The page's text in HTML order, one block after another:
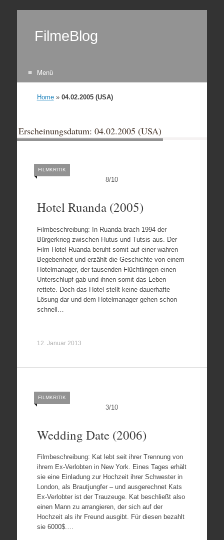
FilmeBlog
Menü
Home» 04.02.2005 (USA)
Erscheinungsdatum: 04.02.2005 (USA)
8/10
FILMKRITIK
Hotel Ruanda (2005)
Filmbeschreibung: In Ruanda brach 1994 der
Bürgerkrieg zwischen Hutus und Tutsis aus. Der
Film Hotel Ruanda beruht somit auf einer wahren
Begebenheit und erzählt die Geschichte von einem
Hotelmanager, der tausenden Flüchtlingen einen
Unterschlupf gab und ihnen somit das Leben
rettete. Doch das Hotel stellt keine dauerhafte
Lösung dar und dem Hotelmanager gehen schon
schnell…
12. Januar 2013
3/10
FILMKRITIK
Wedding Date (2006)
Filmbeschreibung: Kat lebt seit ihrer Trennung von
ihrem Ex-Verlobten in New York. Eines Tages erhält
sie eine Einladung zur Hochzeit ihrer Schwester in
London, als Brautjungfer – und ausgerechnet Kats
Ex-Verlobter ist der Trauzeuge. Kat beschließt also
einen Mann zu arrangieren, der sich auf der
Hochzeit als ihr Freund ausgibt. Für diesen bezahlt
sie 6000$.…